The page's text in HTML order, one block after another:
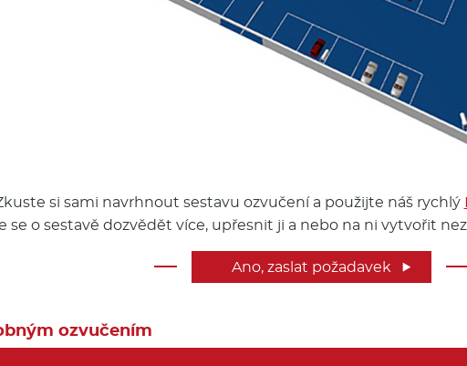
si sami navrhnout sestavu ozvučení a použijte náš rychlý
se o sestavě dozvědět více, upřesnit ji a nebo na ni vytvořit
Ano, zaslat požadavek 
ozvučením